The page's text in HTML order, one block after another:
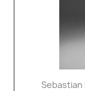
Sebastian